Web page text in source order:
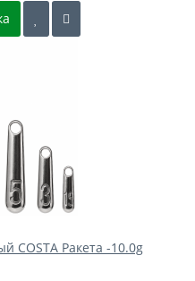
COSTA Ракета -10.0g